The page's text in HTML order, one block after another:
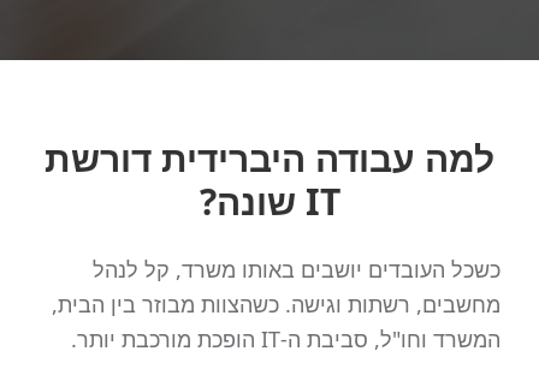
למה עבודה היברידית דורשת
IT שונה‏?
כשכל העובדים יושבים באותו משרד, קל לנהל
מחשבים, רשתות וגישה. כשהצוות מבוזר בין הבית,
המשרד וחו"ל, סביבת ה-IT הופכת מורכבת יותר.